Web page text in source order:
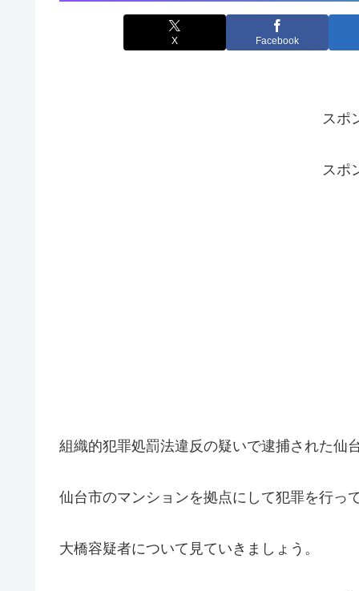
X Facebook
スポ
スポ
組織的犯罪処罰法違反の疑いで逮捕された仙
仙台市のマンションを拠点にして犯罪を行っ
大橋容疑者について見ていきましょう。